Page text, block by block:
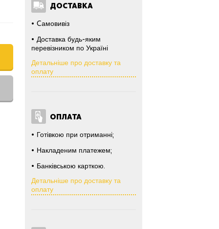
ДОСТАВКА
Cамовивіз
Доставка будь-яким
перевізником по Україні
Детальніше про доставку та
оплату
ОПЛАТА
Готівкою при отриманні;
Накладеним платежем;
Банківською карткою.
Детальніше про доставку та
оплату